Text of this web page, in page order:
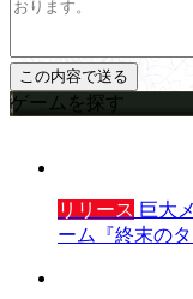
ゲームを探す
リリース 巨大
ーム『終末の